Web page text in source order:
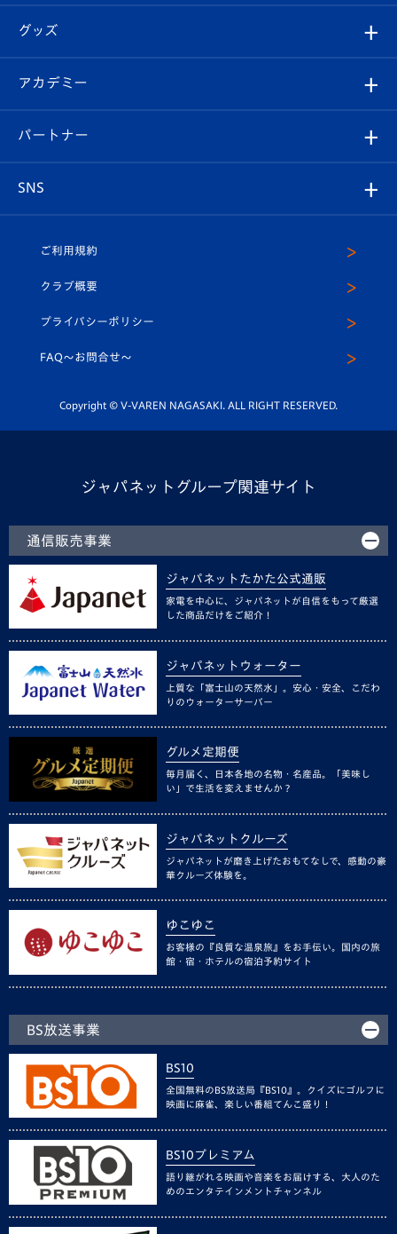
チケット
イベント
メディア
ホームタウン
スタッフプロフィール
マスコット紹介
平和祈念活動
ホームタウン活動
はじめての観戦ガイド
Revive Team
ヴィヴィくんの長崎おもてなしガイド
フォトギャラリー
スタジアムグルメ
チケット
V-LOVERS（ファンクラブ）
プレイヤーズスイート
グッズ
オンラインショップ
店舗情報
アカデミー
育成からのお知らせ
U-18
スクール
パートナー
SNS
ヴィヴィくんインスタグラム
公式LINE＠
ご利用規約
クラブ概要
プライバシーポリシー
FAQ〜お問合せ〜
Copyright © V-VAREN NAGASAKI. ALL RIGHT RESERVED.
ジャパネットグループ関連サイト
通信販売事業
ジャパネットたかた公式通販
家電を中心に、ジャパネットが自信をもって厳選
した商品だけをご紹介！
ジャパネットウォーター
上質な「富士山の天然水」。安心・安全、こだわ
りのウォーターサーバー
グルメ定期便
毎月届く、日本各地の名物・名産品。「美味し
い」で生活を変えませんか？
ジャパネットクルーズ
ジャパネットが磨き上げたおもてなしで、感動の豪
華クルーズ体験を。
ゆこゆこ
お客様の『良質な温泉旅』をお手伝い。国内の旅
館・宿・ホテルの宿泊予約サイト
BS放送事業
BS10
全国無料のBS放送局『BS10』。クイズにゴルフに
映画に麻雀、楽しい番組てんこ盛り！
BS10プレミアム
語り継がれる映画や音楽をお届けする、大人のた
めのエンタテインメントチャンネル